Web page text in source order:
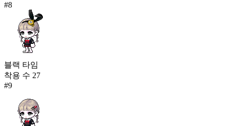
#8
블랙 타임
착용 수 27
#9